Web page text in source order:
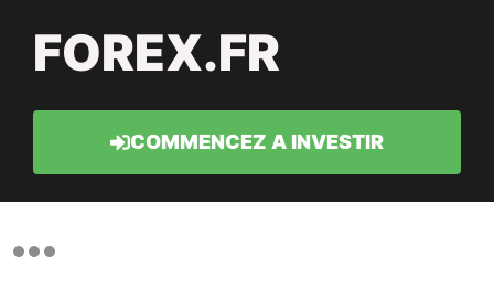
FOREX.FR
COMMENCEZ A INVESTIR